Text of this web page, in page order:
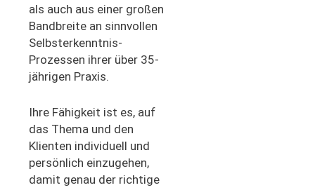
als auch aus einer großen
Bandbreite an sinnvollen
Selbsterkenntnis-
Prozessen ihrer über 35-
jährigen Praxis.
Ihre Fähigkeit ist es, auf
das Thema und den
Klienten individuell und
persönlich einzugehen,
damit genau der richtige